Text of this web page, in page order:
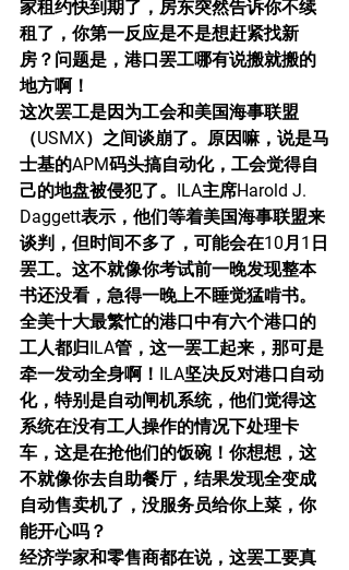
家租约快到期了，房东突然告诉你不续
租了，你第一反应是不是想赶紧找新
房？问题是，港口罢工哪有说搬就搬的
地方啊！
这次罢工是因为工会和美国海事联盟
（USMX）之间谈崩了。原因嘛，说是马
士基的APM码头搞自动化，工会觉得自
己的地盘被侵犯了。ILA主席Harold J.
Daggett表示，他们等着美国海事联盟来
谈判，但时间不多了，可能会在10月1日
罢工。这不就像你考试前一晚发现整本
书还没看，急得一晚上不睡觉猛啃书。
全美十大最繁忙的港口中有六个港口的
工人都归ILA管，这一罢工起来，那可是
牵一发动全身啊！ILA坚决反对港口自动
化，特别是自动闸机系统，他们觉得这
系统在没有工人操作的情况下处理卡
车，这是在抢他们的饭碗！你想想，这
不就像你去自助餐厅，结果发现全变成
自动售卖机了，没服务员给你上菜，你
能开心吗？
经济学家和零售商都在说，这罢工要真